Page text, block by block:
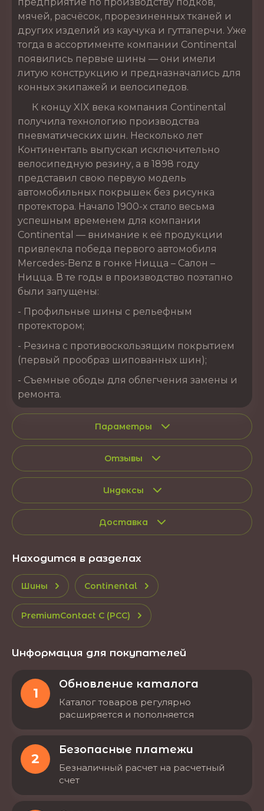
мячей, расчёсок, прорезиненных тканей и
других изделий из каучука и гуттаперчи. Уже
тогда в ассортименте компании Continental
появились первые шины — они имели
литую конструкцию и предназначались для
конных экипажей и велосипедов.
К концу XIX века компания Continental
получила технологию производства
пневматических шин. Несколько лет
Континенталь выпускал исключительно
велосипедную резину, а в 1898 году
представил свою первую модель
автомобильных покрышек без рисунка
протектора. Начало 1900-х стало весьма
успешным временем для компании
Continental — внимание к её продукции
привлекла победа первого автомобиля
Mercedes-Benz в гонке Ницца – Салон –
Ницца. В те годы в производство поэтапно
были запущены:
- Профильные шины с рельефным
протектором;
- Резина с противоскользящим покрытием
(первый прообраз шипованных шин);
- Съемные ободы для облегчения замены и
ремонта.
Параметры
Отзывы
Индексы
Доставка
Находится в разделах
Шины Continental
PremiumContact C (PCC)
Информация для покупателей
1
Обновление каталога
Каталог товаров регулярно
расширяется и пополняется
2
Безопасные платежи
Безналичный расчет на расчетный
счет